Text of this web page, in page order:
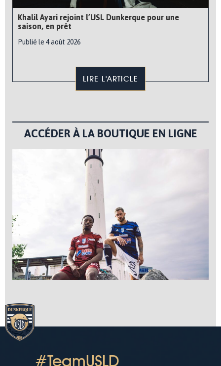
Khalil Ayari rejoint l’USL Dunkerque pour une
saison, en prêt
Publié le 4 août 2026
LIRE L'ARTICLE
ACCÉDER À LA BOUTIQUE EN LIGNE
#TeamUSLD